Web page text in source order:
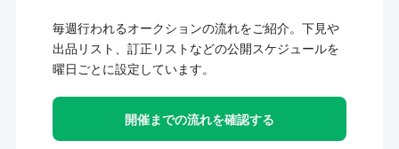
毎週行われるオークションの流れをご紹介。下見や
出品リスト、訂正リストなどの公開スケジュールを
曜日ごとに設定しています。
開催までの流れを確認する